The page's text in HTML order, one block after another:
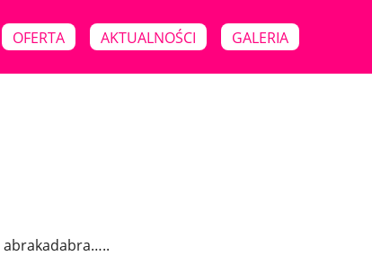
OFERTA AKTUALNOŚCI GALERIA
abrakadabra…..